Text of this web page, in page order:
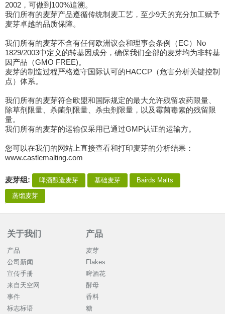
2002，可做到100%追溯。
我们所有的麦芽产品遵循传统制麦工艺，至少9天的充分加工赋予
麦芽卓越的品质保障。
我们所有的麦芽不含有任何欧洲议会和理事会条例（EC）No
1829/2003中定义的转基因成分，确保我们全部的麦芽均为非转基
因产品（GMO FREE)。
麦芽的制造过程严格遵守国际认可的HACCP（危害分析关键控制
点）体系。
我们所有的麦芽符合欧盟和国际规定的最大允许残留农药限量、
除草剂限量、杀菌剂限量、杀虫剂限量，以及霉菌毒素的残留限
量。
我们所有的麦芽的运输仅采用已通过GMP认证的运输方。
您可以在我们的网站上直接查看和打印麦芽的分析结果：
www.castlemalting.com
麦芽组: 啤酒酿造麦芽 基础麦芽 Bairds Malts
蒸馏麦芽
关于我们
产品
公司新闻
宣传手册
来自天空网
事件
标志标语
产品
麦芽
Flakes
啤酒花
酵母
香料
糖